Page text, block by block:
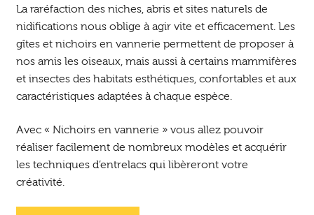
La raréfaction des niches, abris et sites naturels de
nidifications nous oblige à agir vite et efficacement. Les
gîtes et nichoirs en vannerie permettent de proposer à
nos amis les oiseaux, mais aussi à certains mammifères
et insectes des habitats esthétiques, confortables et aux
caractéristiques adaptées à chaque espèce.
Avec « Nichoirs en vannerie » vous allez pouvoir
réaliser facilement de nombreux modèles et acquérir
les techniques d’entrelacs qui libèreront votre
créativité.